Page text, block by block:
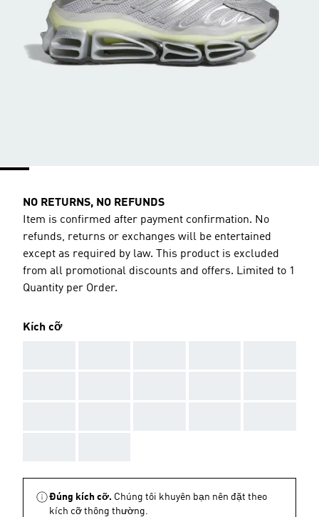
NO RETURNS, NO REFUNDS
Item is confirmed after payment confirmation. No
refunds, returns or exchanges will be entertained
except as required by law. This product is excluded
from all promotional discounts and offers. Limited to 1
Quantity per Order.
Kích cỡ
Đúng kích cỡ. Chúng tôi khuyên bạn nên đặt theo
kích cỡ thông thường.